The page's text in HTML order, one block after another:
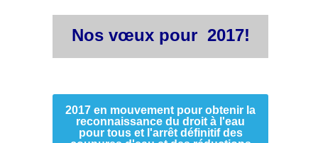
Nos vœux pour 2017!
2017 en mouvement pour obtenir la
reconnaissance du droit à l'eau
pour tous et l'arrêt définitif des